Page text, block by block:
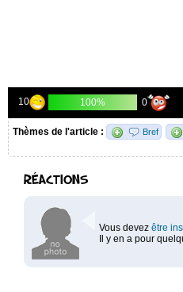
10 100% 0
Thèmes de l'article : Bref
RÉACTIONS
Vous devez être
Il y en a pour